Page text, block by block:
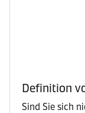
Definition
Sind Sie sich